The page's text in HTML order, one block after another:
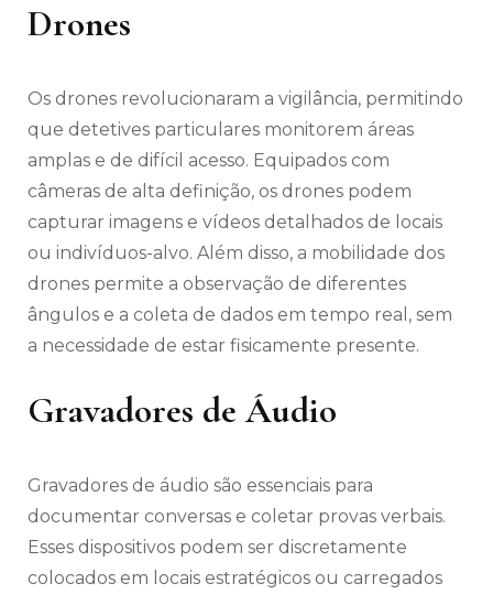
Drones
Os drones revolucionaram a vigilância, permitindo
que detetives particulares monitorem áreas
amplas e de difícil acesso. Equipados com
câmeras de alta definição, os drones podem
capturar imagens e vídeos detalhados de locais
ou indivíduos-alvo. Além disso, a mobilidade dos
drones permite a observação de diferentes
ângulos e a coleta de dados em tempo real, sem
a necessidade de estar fisicamente presente.
Gravadores de Áudio
Gravadores de áudio são essenciais para
documentar conversas e coletar provas verbais.
Esses dispositivos podem ser discretamente
colocados em locais estratégicos ou carregados